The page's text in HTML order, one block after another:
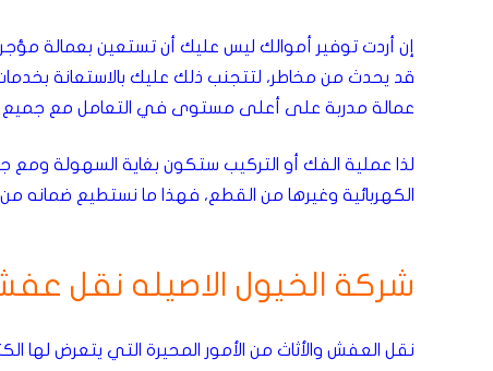
إن أردت توفير أموالك ليس عليك أن تستعين بعمالة
قد يحدث من مخاطر، لتتجنب ذلك عليك بالاستعانة
عمالة مدربة على أعلى مستوى في التعامل مع
لذا عملية الفك أو التركيب ستكون بغاية السهولة ومع
الكهربائية وغيرها من القطع، فهذا ما نستطيع ضمانه من
شركة الخيول الاصيله نقل
نقل العفش والأثاث من الأمور المحيرة التي يتعرض لها